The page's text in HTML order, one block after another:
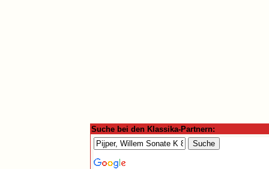
Suche bei den Klassika-Partnern: